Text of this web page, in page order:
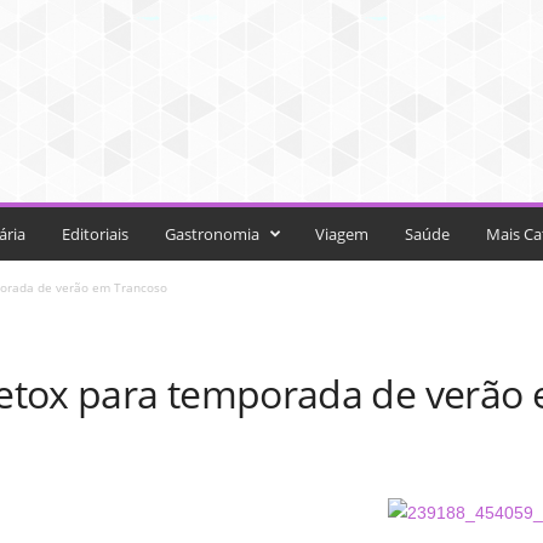
Editoriais Gastronomia Viagem Saúde Mais
de verão em Trancoso
para temporada de verão